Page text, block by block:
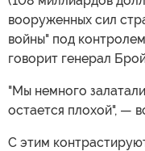
вооруженных сил
войны" под
говорит генерал
"Мы немного
остается плохой", —
С этим